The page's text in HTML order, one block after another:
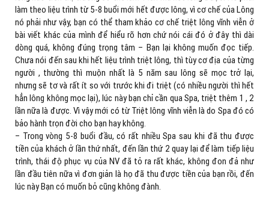
làm theo liệu trình từ 5-8 buổi mới hết được lông, vì cơ chế của Lông
nó phải như vậy, bạn có thể tham khảo cơ chế triệt lông vĩnh viễn ở
bài viết khác của mình để hiểu rõ hơn chứ nói cái đó ở đây thì dài
dòng quá, không đúng trọng tâm – Bạn lại không muốn đọc tiếp.
Chưa nói đến sau khi hết liệu trình triệt lông, thì tùy cơ địa của từng
người , thường thì muộn nhất là 5 năm sau lông sẽ mọc trở lại,
nhưng sẽ tơ và rất ít so với trước khi đi triệt (có nhiều người thì hết
hẳn lông không mọc lại), lúc này bạn chỉ cần qua Spa, triệt thêm 1 , 2
lần nữa là được. Vì vậy mới có từ Triệt lông vĩnh viễn là do Spa đó có
bảo hành trọn đời cho bạn hay không.
– Trong vòng 5-8 buổi đầu, có rất nhiều Spa sau khi đã thu được
tiền của khách ở lần thứ nhất, đến lần thứ 2 quay lại để làm tiếp liệu
trình, thái độ phục vụ của NV đã tỏ ra rất khác, không đon đả như
lần đầu tiên nữa vì đơn giản là họ đã thu được tiền của bạn rồi, đến
lúc này Bạn có muốn bỏ cũng không đành.